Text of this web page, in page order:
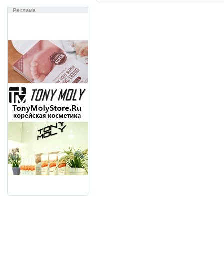
Реклама